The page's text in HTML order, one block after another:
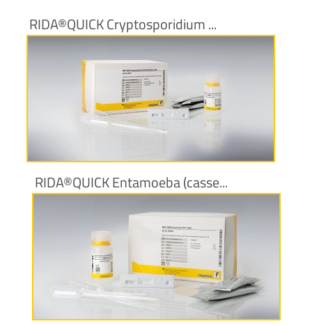
RIDA®QUICK Cryptosporidium ...
Maggiori informazioni
RIDA®QUICK Entamoeba (casse...
Maggiori informazioni